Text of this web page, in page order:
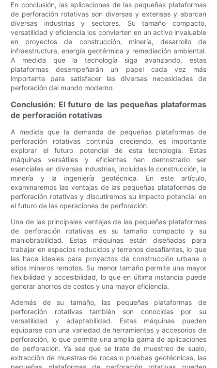
En conclusión, las aplicaciones de las pequeñas plataformas
de perforación rotativas son diversas y extensas y abarcan
diversas industrias y sectores. Su tamaño compacto,
versatilidad y eficiencia los convierten en un activo invaluable
en proyectos de construcción, minería, desarrollo de
infraestructura, energía geotérmica y remediación ambiental.
A medida que la tecnología siga avanzando, estas
plataformas desempeñarán un papel cada vez más
importante para satisfacer las diversas necesidades de
perforación del mundo moderno.
Conclusión: El futuro de las pequeñas plataformas
de perforación rotativas
A medida que la demanda de pequeñas plataformas de
perforación rotativas continúa creciendo, es importante
explorar el futuro potencial de esta tecnología. Estas
máquinas versátiles y eficientes han demostrado ser
esenciales en diversas industrias, incluidas la construcción, la
minería y la ingeniería geotécnica. En este artículo,
examinaremos las ventajas de las pequeñas plataformas de
perforación rotativas y discutiremos su impacto potencial en
el futuro de las operaciones de perforación.
Una de las principales ventajas de las pequeñas plataformas
de perforación rotativas es su tamaño compacto y su
maniobrabilidad. Estas máquinas están diseñadas para
trabajar en espacios reducidos y terrenos desafiantes, lo que
las hace ideales para proyectos de construcción urbana o
sitios mineros remotos. Su menor tamaño permite una mayor
flexibilidad y accesibilidad, lo que en última instancia puede
generar ahorros de costos y una mayor eficiencia.
Además de su tamaño, las pequeñas plataformas de
perforación rotativas también son conocidas por su
versatilidad y adaptabilidad. Estas máquinas pueden
equiparse con una variedad de herramientas y accesorios de
perforación, lo que permite una amplia gama de aplicaciones
de perforación. Ya sea que se trate de muestreo de suelo,
extracción de muestras de rocas o pruebas geotécnicas, las